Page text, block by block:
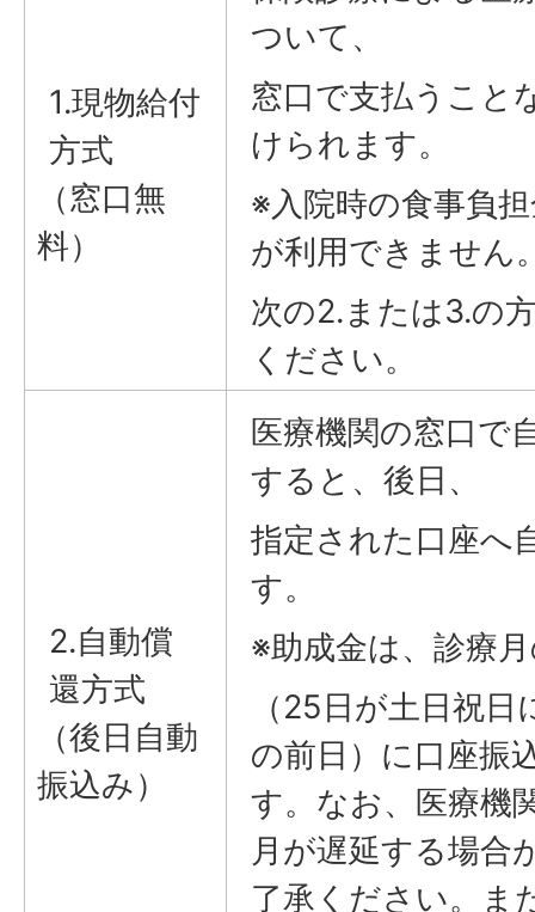
1.現物給付
方式
（窓口無
料）
ついて、
窓口で支払うこと
けられます。
※入院時の食事負
が利用できません
次の2.または3.の
ください。
2.自動償
還方式
（後日自動
振込み）
医療機関の窓口で
すると、後日、
指定された口座へ
す。
※助成金は、診療
（25日が土日祝
の前日）に口座振
す。なお、医療機
月が遅延する場合
了承ください。ま